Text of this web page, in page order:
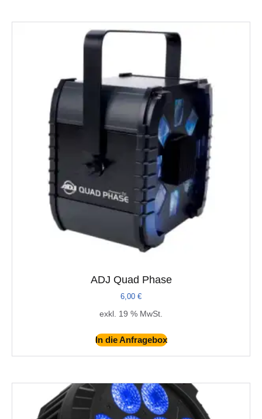
ADJ Quad Phase
6,00 €
exkl. 19 % MwSt.
In die Anfragebox